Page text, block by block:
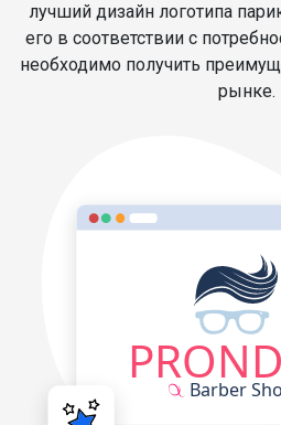
лучший дизайн логотипа
его в соответствии с
необходимо получить
рынке.